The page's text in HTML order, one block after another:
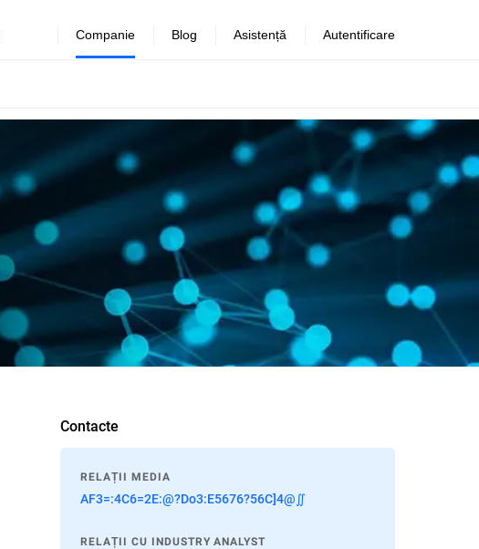
Companie Blog Asistență Autentificare
Contacte
RELAȚII MEDIA
AF3=:4C6=2E:@?Do3:E5676?56C]4@∬
RELAȚII CU INDUSTRY ANALYST